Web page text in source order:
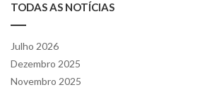
TODAS AS NOTÍCIAS
Julho 2026
Dezembro 2025
Novembro 2025